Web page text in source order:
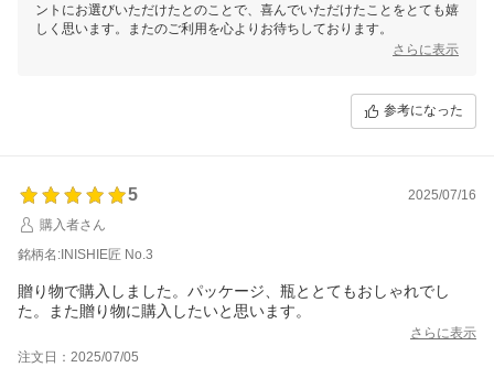
ントにお選びいただけたとのことで、喜んでいただけたことをとても嬉
しく思います。またのご利用を心よりお待ちしております。
さらに表示
参考になった
5
2025/07/16
購入者さん
銘柄名:INISHIE匠 No.3
贈り物で購入しました。パッケージ、瓶ととてもおしゃれでし
た。また贈り物に購入したいと思います。
さらに表示
注文日：2025/07/05